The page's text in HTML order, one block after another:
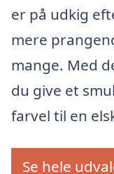
er på udkig
mere
mange. Med
du give et
farvel til en
Se hele